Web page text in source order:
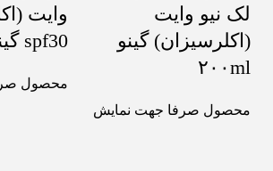
لک نیو وایت
(اکلرسیزان) گینو
۲۰۰ml
محصول صرفا جهت نمایش
وایت
spf30 گینو ۵۰ml
محصول